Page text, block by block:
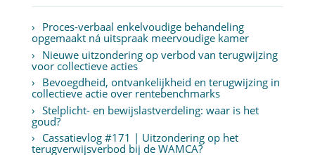
Proces-verbaal enkelvoudige behandeling
opgemaakt ná uitspraak meervoudige kamer
Nieuwe uitzondering op verbod van terugwijzing
voor collectieve acties
Bevoegdheid, ontvankelijkheid en terugwijzing in
collectieve actie over rentebenchmarks
Stelplicht- en bewijslastverdeling: waar is het
goud?
Cassatievlog #171 | Uitzondering op het
terugverwijsverbod bij de WAMCA?